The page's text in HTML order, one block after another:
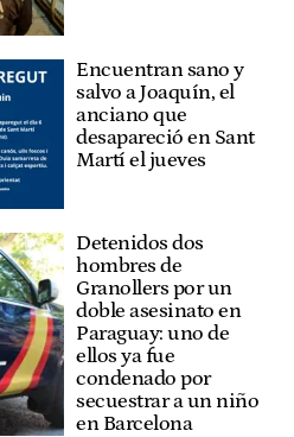
Encuentran sano y
salvo a Joaquín, el
anciano que
desapareció en Sant
Martí el jueves
Detenidos dos
hombres de
Granollers por un
doble asesinato en
Paraguay: uno de
ellos ya fue
condenado por
secuestrar a un niño
en Barcelona